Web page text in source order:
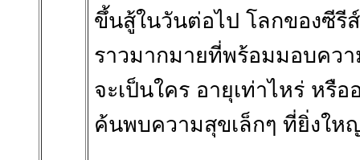
ขึ้นสู้ในวันต่อไป โลกของซีรี
ราวมากมายที่พร้อมมอบคว
จะเป็นใคร อายุเท่าไหร่ หรื
ค้นพบความสุขเล็กๆ ที่ยิ่งให